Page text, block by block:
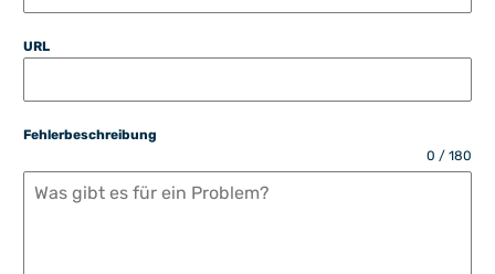
URL
Fehlerbeschreibung
0 / 180